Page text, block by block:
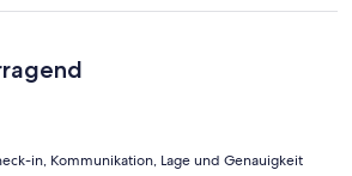
in, Kommunikation, Lage und Genauigkeit